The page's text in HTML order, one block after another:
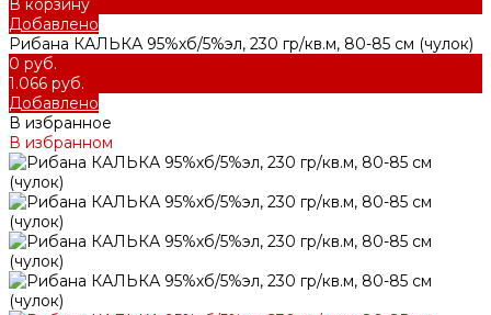
Добавлено
Рибана КАЛЬКА 95%хб/5%эл, 230 гр/кв.м, 80-85 см (чулок)
0 руб.
1.066 руб.
Добавлено
В избранное
В избранном